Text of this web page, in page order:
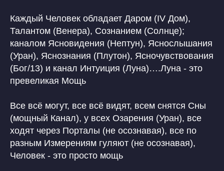
Каждый Человек обладает Даром (IV Дом),
Талантом (Венера), Сознанием (Солнце);
каналом Ясновидения (Нептун), Яснослышания
(Уран), Яснознания (Плутон), Ясночувствования
(Бог/13) и канал Интуиция (Луна)….Луна - это
превеликая Мощь
Все всё могут, все всё видят, всем снятся Сны
(мощный Канал), у всех Озарения (Уран), все
ходят через Порталы (не осознавая), все по
разным Измерениям гуляют (не осознавая),
Человек - это просто мощь